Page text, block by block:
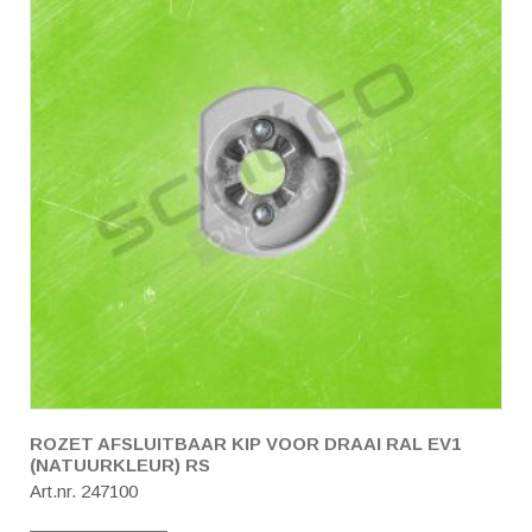
ROZET AFSLUITBAAR KIP VOOR DRAAI RAL EV1
(NATUURKLEUR) RS
Art.nr. 247100